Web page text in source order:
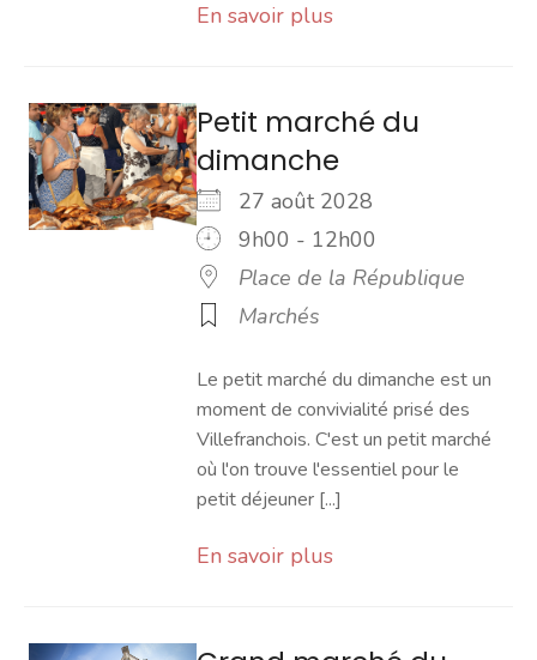
En savoir plus
Petit marché du
dimanche
27 août 2028
9h00 - 12h00
Place de la République
Marchés
Le petit marché du dimanche est un
moment de convivialité prisé des
Villefranchois. C'est un petit marché
où l'on trouve l'essentiel pour le
petit déjeuner [...]
En savoir plus